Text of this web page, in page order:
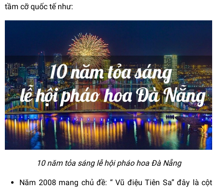
tầm cỡ quốc tế như:
10 năm tỏa sáng lễ hội pháo hoa Đà Nẵng
Năm 2008 mang chủ đề: “ Vũ điệu Tiên Sa” đây là cột